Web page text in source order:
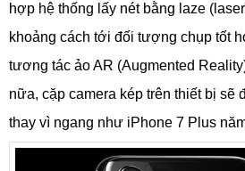
hợp hệ thống lấy nét bằng laze
khoảng cách tới đối tượng chụp tốt
tương tác ảo AR (Augmented
nữa, cặp camera kép trên thiết bị sẽ
thay vì ngang như iPhone 7 Plus